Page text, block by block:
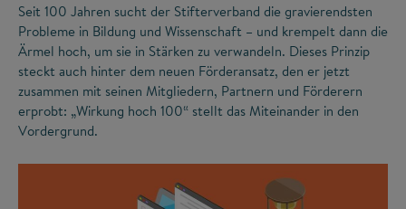
Seit 100 Jahren sucht der Stifterverband die gravierendsten
Probleme in Bildung und Wissenschaft – und krempelt dann die
Ärmel hoch, um sie in Stärken zu verwandeln. Dieses Prinzip
steckt auch hinter dem neuen Förderansatz, den er jetzt
zusammen mit seinen Mitgliedern, Partnern und Förderern
erprobt: „Wirkung hoch 100“ stellt das Miteinander in den
Vordergrund.